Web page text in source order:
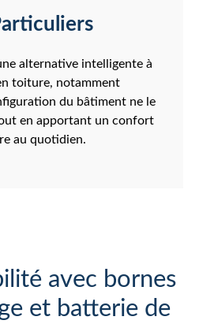
alternative intelligente à
toiture, notamment
du bâtiment ne le
en apportant un confort
au quotidien.
avec bornes
et batterie de